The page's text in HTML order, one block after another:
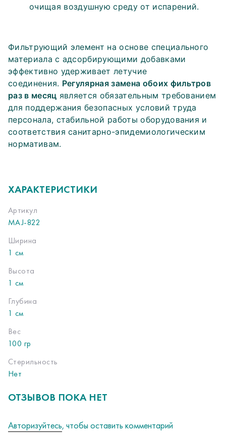
очищая воздушную среду от испарений.
Фильтрующий элемент на основе специального
материала с адсорбирующими добавками
эффективно удерживает летучие
соединения. Регулярная замена обоих фильтров
раз в месяц является обязательным требованием
для поддержания безопасных условий труда
персонала, стабильной работы оборудования и
соответствия санитарно-эпидемиологическим
нормативам.
ХАРАКТЕРИСТИКИ
Артикул
MAJ-822
Ширина
1 см
Высота
1 см
Глубина
1 см
Вес
100 гр
Стерильность
Нет
ОТЗЫВОВ ПОКА НЕТ
Авторизуйтесь, чтобы оставить комментарий